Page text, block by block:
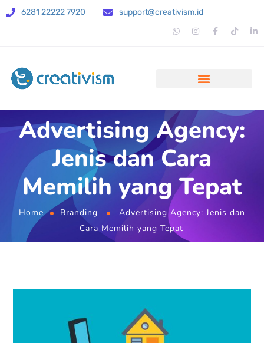
6281 22222 7920 support@creativism.id
Advertising Agency:
Jenis dan Cara
Memilih yang Tepat
Home Branding
Advertising Agency: Jenis dan
Cara Memilih yang Tepat